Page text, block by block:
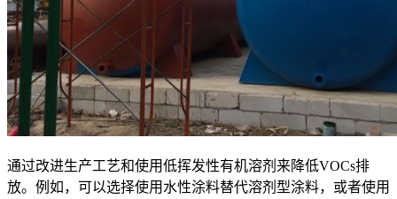
通过改进生产工艺和使用低挥发性有机溶剂来降低VOCs排
放。例如，可以选择使用水性涂料替代溶剂型涂料，或者使用